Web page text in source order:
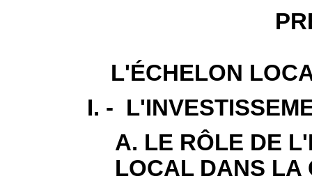
L'ÉCHELON
I. -
A. LE RÔLE DE
LOCAL DANS LA